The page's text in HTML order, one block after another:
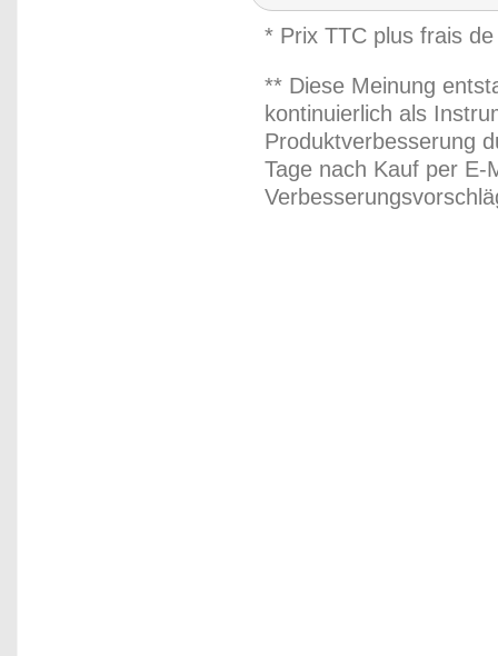
* Prix TTC plus frais
** Diese Meinung
kontinuierlich als
Produktverbesserung
Tage nach Kauf per E-